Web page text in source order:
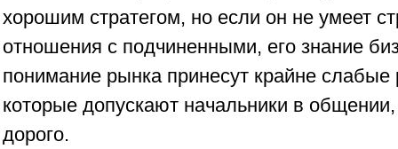
хорошим стратегом, но если он не умеет
отношения с подчиненными, его знание
понимание рынка принесут крайне
которые допускают начальники в
дорого.